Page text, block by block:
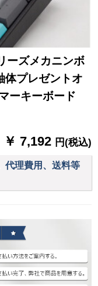
ーズメカニンボ
体プレゼントオ
ーキーボード
￥ 7,192 円(税込)
代理費用、送料等